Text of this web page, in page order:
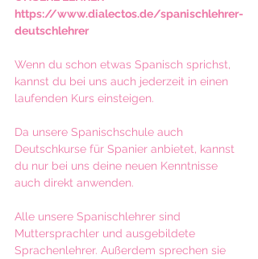
https://www.dialectos.de/spanischlehrer-
deutschlehrer
Wenn du schon etwas Spanisch sprichst,
kannst du bei uns auch jederzeit in einen
laufenden Kurs einsteigen.
Da unsere Spanischschule auch
Deutschkurse für Spanier anbietet, kannst
du nur bei uns deine neuen Kenntnisse
auch direkt anwenden.​
Alle unsere Spanischlehrer sind
Muttersprachler und ausgebildete
Sprachenlehrer. Außerdem sprechen sie